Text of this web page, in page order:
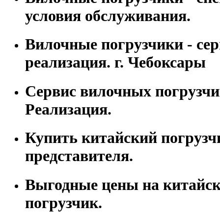
условия обслуживания.
Вилочные погрузчики -
реализация. г. Чебоксары
Сервис вилочных
Реализация.
Купить китайский
представителя.
Выгодные цены на
погрузчик.